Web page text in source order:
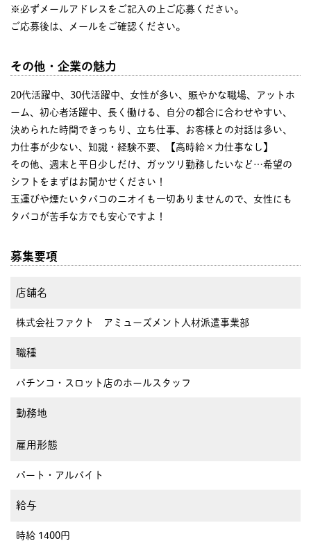
※必ずメールアドレスをご記入の上ご応募ください。
ご応募後は、メールをご確認ください。
その他・企業の魅力
20代活躍中、30代活躍中、女性が多い、賑やかな職場、アットホ
ーム、初心者活躍中、長く働ける、自分の都合に合わせやすい、
決められた時間できっちり、立ち仕事、お客様との対話は多い、
力仕事が少ない、知識・経験不要、【高時給×力仕事なし】
その他、週末と平日少しだけ、ガッツリ勤務したいなど…希望の
シフトをまずはお聞かせください！
玉運びや煙たいタバコのニオイも一切ありませんので、女性にも
タバコが苦手な方でも安心ですよ！
募集要項
店舗名
株式会社ファクト アミューズメント人材派遣事業部
職種
パチンコ・スロット店のホールスタッフ
勤務地
雇用形態
パート・アルバイト
給与
時給 1400円